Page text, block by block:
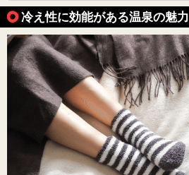
冷え性に効能がある温泉の魅力